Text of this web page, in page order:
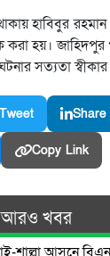
হাবিবুর
হয়। জাহিদপুর
সত্যতা
Tweet Share
Copy Link
আরও খবর